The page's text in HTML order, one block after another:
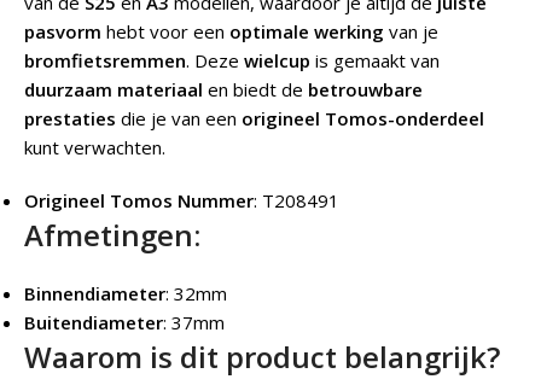
pasvorm hebt voor een optimale werking van je
bromfietsremmen. Deze wielcup is gemaakt van
duurzaam materiaal en biedt de betrouwbare
prestaties die je van een origineel Tomos-onderdeel
kunt verwachten.
Origineel Tomos Nummer: T208491
Afmetingen:
Binnendiameter: 32mm
Buitendiameter: 37mm
Waarom is dit product belangrijk?